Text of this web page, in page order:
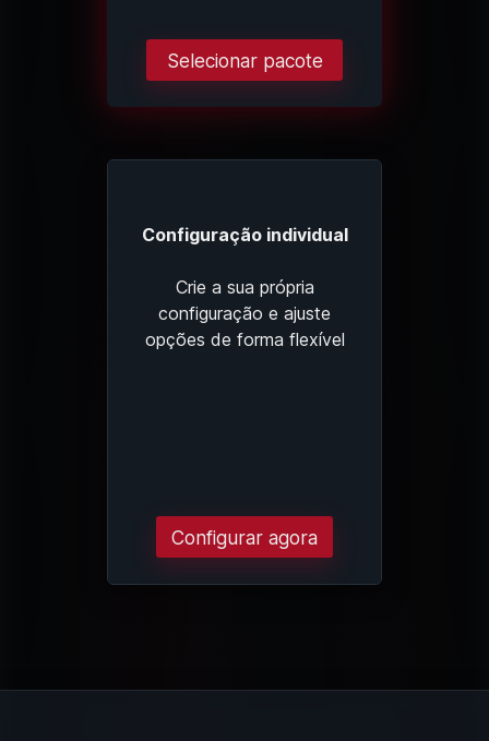
Selecionar pacote
Configuração individual
Crie a sua própria
configuração e ajuste
opções de forma flexível
Configurar agora